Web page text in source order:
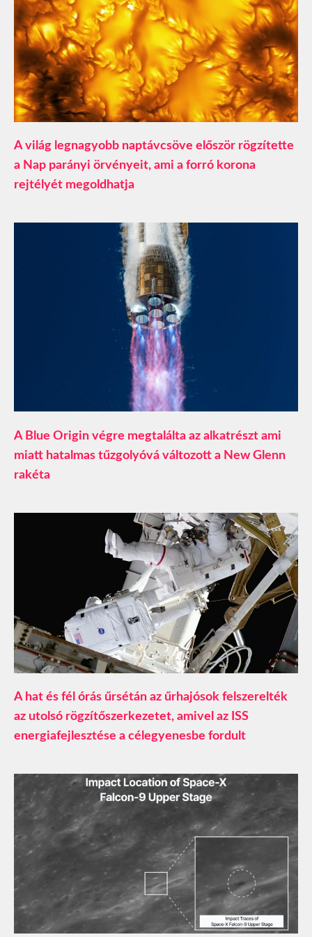
A világ legnagyobb naptávcsöve először rögzítette
a Nap parányi örvényeit, ami a forró korona
rejtélyét megoldhatja
A Blue Origin végre megtalálta az alkatrészt ami
miatt hatalmas tűzgolyóvá változott a New Glenn
rakéta
A hat és fél órás űrsétán az űrhajósok felszerelték
az utolsó rögzítőszerkezetet, amivel az ISS
energiafejlesztése a célegyenesbe fordult